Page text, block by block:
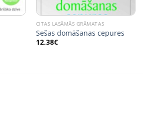
CITAS LASĀMĀS GRĀMATAS
Sešas domāšanas cepures
12,38€